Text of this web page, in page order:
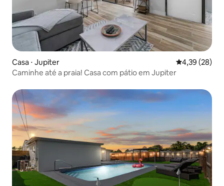
Casa ⋅ Jupiter 4,39 de uma
4,39 (28)
Caminhe até a praia! Casa com pátio em Jupiter